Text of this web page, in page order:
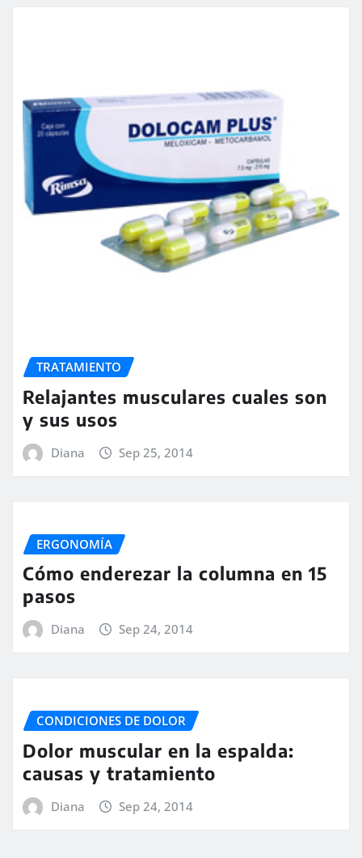
TRATAMIENTO
Relajantes musculares cuales son
y sus usos
Diana Sep 25, 2014
ERGONOMÍA
Cómo enderezar la columna en 15
pasos
Diana Sep 24, 2014
CONDICIONES DE DOLOR
Dolor muscular en la espalda:
causas y tratamiento
Diana Sep 24, 2014